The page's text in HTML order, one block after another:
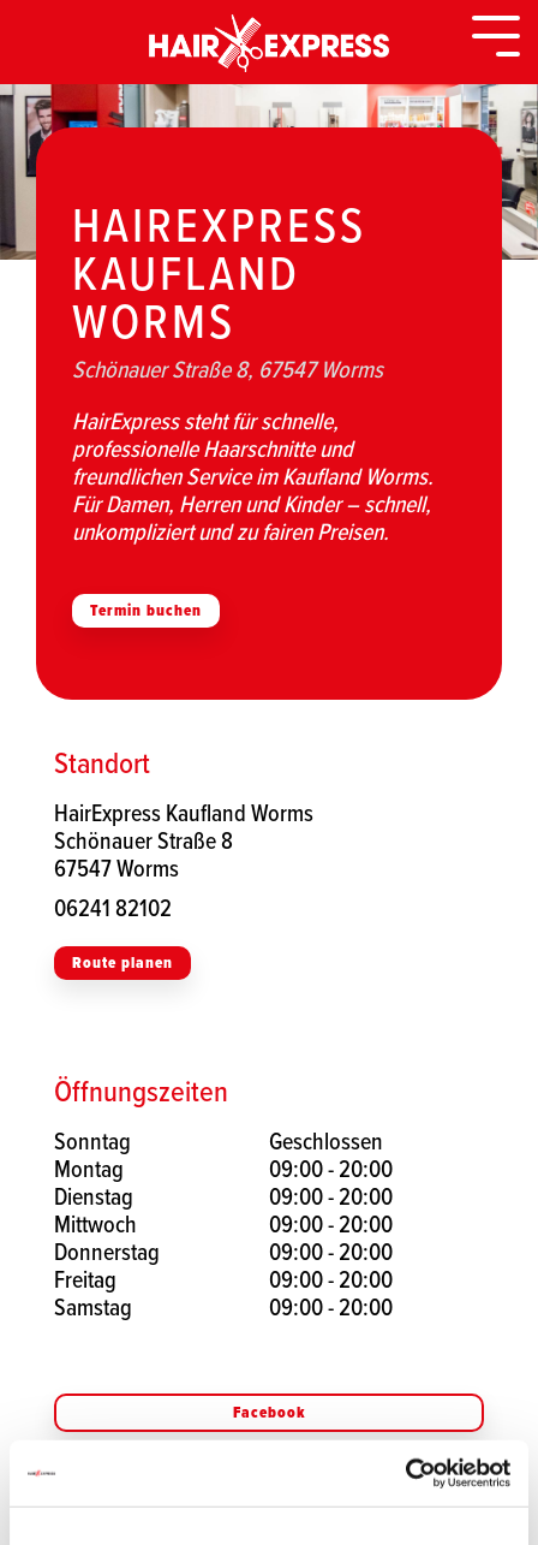
HAIREXPRESS
KAUFLAND
WORMS
Schönauer Straße 8, 67547 Worms
HairExpress steht für schnelle,
professionelle Haarschnitte und
freundlichen Service im Kaufland Worms.
Für Damen, Herren und Kinder – schnell,
unkompliziert und zu fairen Preisen.
Termin buchen
Standort
HairExpress Kaufland Worms
Schönauer Straße 8
67547 Worms
06241 82102
Route planen
Öffnungszeiten
Sonntag
Geschlossen
Montag
09:00 - 20:00
Dienstag
09:00 - 20:00
Mittwoch
09:00 - 20:00
Donnerstag
09:00 - 20:00
Freitag
09:00 - 20:00
Samstag
09:00 - 20:00
Facebook